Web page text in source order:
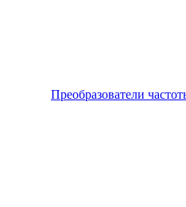
Преобразователи